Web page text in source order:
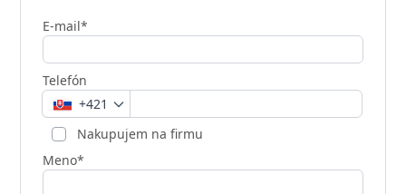
E-mail*
Telefón
+421
Nakupujem na firmu
Meno*